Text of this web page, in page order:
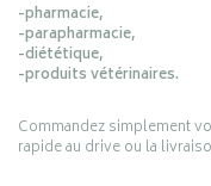
-pharmacie,
-parapharmacie,
-diététique,
-produits vétérinaires.
Commandez simplement
rapide au drive ou la